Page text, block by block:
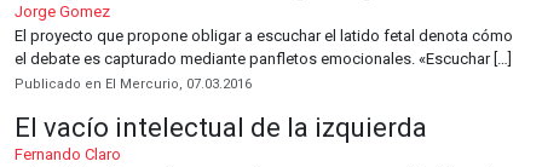
Jorge Gomez
El proyecto que propone obligar a escuchar el latido fetal denota cómo
el debate es capturado mediante panfletos emocionales. «Escuchar […]
Publicado en El Mercurio, 07.03.2016
El vacío intelectual de la izquierda
Fernando Claro